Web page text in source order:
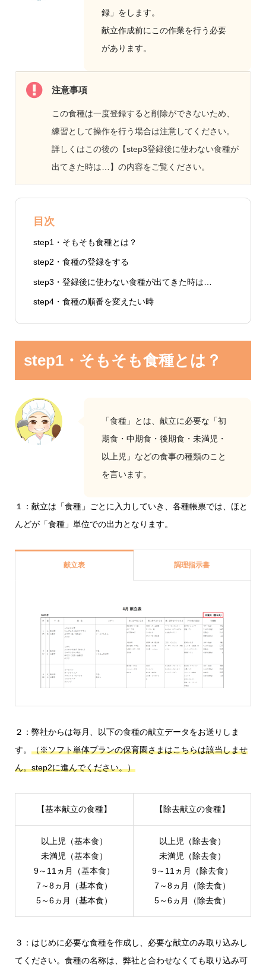
録」をします。
献立作成前にこの作業を行う必要
があります。
注意事項
この食種は一度登録すると削除ができないため、
練習として操作を行う場合は注意してください。
詳しくはこの後の【step3登録後に使わない食種が
出てきた時は…】の内容をご覧ください。
目次
step1・そもそも食種とは？
step2・食種の登録をする
step3・登録後に使わない食種が出てきた時は…
step4・食種の順番を変えたい時
step1・そもそも食種とは？
「食種」とは、献立に必要な「初
期食・中期食・後期食・未満児・
以上児」などの食事の種類のこと
を言います。
１：献立は「食種」ごとに入力していき、各種帳票では、ほと
んどが「食種」単位での出力となります。
献立表 調理指示書
２：弊社からは毎月、以下の食種の献立データをお送りしま
す。 （※ソフト単体プランの保育園さまはこちらは該当しませ
ん。step2に進んでください。）
【基本献立の食種】 【除去献立の食種】
以上児（基本食）
未満児（基本食）
9～11ヵ月（基本食）
7～8ヵ月（基本食）
5～6ヵ月（基本食）
以上児（除去食）
未満児（除去食）
9～11ヵ月（除去食）
7～8ヵ月（除去食）
5～6ヵ月（除去食）
３：はじめに必要な食種を作成し、必要な献立のみ取り込みし
てください。食種の名称は、弊社と合わせなくても取り込み可